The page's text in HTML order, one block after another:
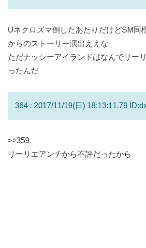
Uネクロズマ倒したあたりだけどSM同
からのストーリー演出ええな
ただナッシーアイランドはなんでリー
ったんだ
364 : 2017/11/19(日) 18:13:11.79
>>359
リーリエアンチから不評だったから